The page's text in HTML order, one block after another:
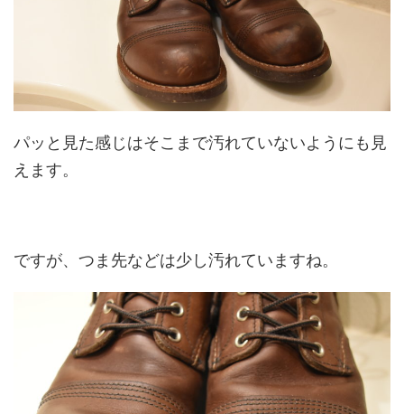
パッと見た感じはそこまで汚れていないようにも見
えます。
ですが、つま先などは少し汚れていますね。